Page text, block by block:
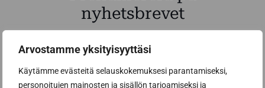
Arvostamme yksityisyyttäsi
Käytämme evästeitä selauskokemuksesi parantamiseksi,
personoitujen mainosten ja sisällön tarjoamiseksi ja
nyhetsbrevet
Få de bästa tipsen och knepen för en lyckad
basturenovering från ett proffs på
bastubyggnation